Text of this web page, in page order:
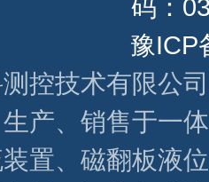
码：
豫ICP
控技术有限公
产、销售于一
置、磁翻板液